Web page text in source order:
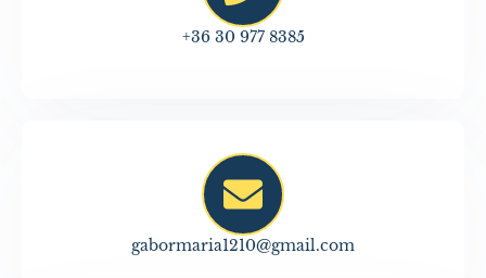
+36 30 977 8385
gabormaria1210@gmail.com